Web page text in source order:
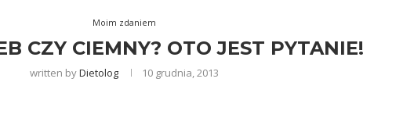
Moim zdaniem
CZY CIEMNY? OTO JEST PYTANIE!
written byDietolog 10 grudnia, 2013